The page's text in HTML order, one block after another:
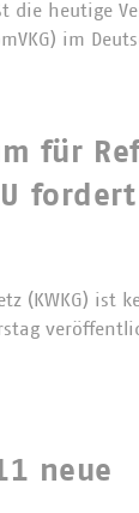
die heutige
im
für
(KWKG) ist
neue